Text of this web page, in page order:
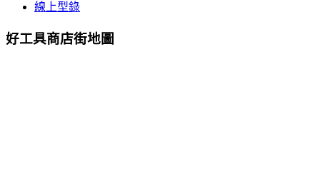
線上型錄
好工具商店街地圖